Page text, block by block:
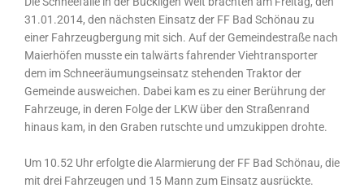
31.01.2014, den nächsten Einsatz der FF Bad Schönau zu
einer Fahrzeugbergung mit sich. Auf der Gemeindestraße nach
Maierhöfen musste ein talwärts fahrender Viehtransporter
dem im Schneeräumungseinsatz stehenden Traktor der
Gemeinde ausweichen. Dabei kam es zu einer Berührung der
Fahrzeuge, in deren Folge der LKW über den Straßenrand
hinaus kam, in den Graben rutschte und umzukippen drohte.
Um 10.52 Uhr erfolgte die Alarmierung der FF Bad Schönau, die
mit drei Fahrzeugen und 15 Mann zum Einsatz ausrückte.